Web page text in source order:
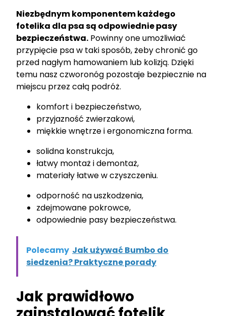
Niezbędnym komponentem każdego
fotelika dla psa są odpowiednie pasy
bezpieczeństwa. Powinny one umożliwiać
przypięcie psa w taki sposób, żeby chronić go
przed nagłym hamowaniem lub kolizją. Dzięki
temu nasz czworonóg pozostaje bezpiecznie na
miejscu przez całą podróż.
komfort i bezpieczeństwo,
przyjazność zwierzakowi,
miękkie wnętrze i ergonomiczna forma.
solidna konstrukcja,
łatwy montaż i demontaż,
materiały łatwe w czyszczeniu.
odporność na uszkodzenia,
zdejmowane pokrowce,
odpowiednie pasy bezpieczeństwa.
Polecamy Jak używać Bumbo do
siedzenia? Praktyczne porady
Jak prawidłowo